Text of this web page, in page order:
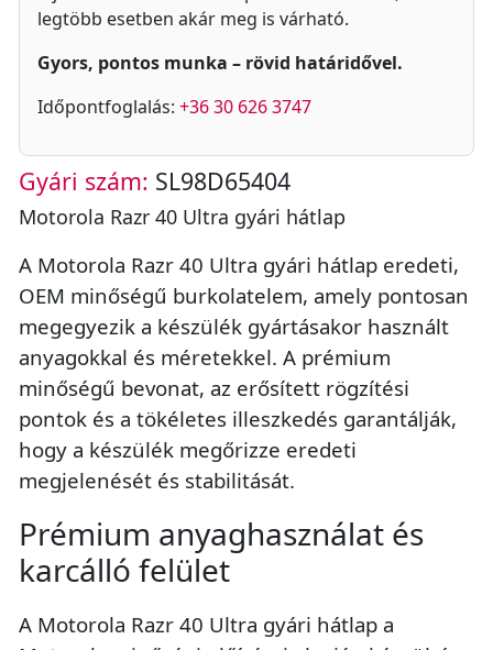
legtöbb esetben akár meg is várható.
Gyors, pontos munka – rövid határidővel.
Időpontfoglalás: +36 30 626 3747
Gyári szám: SL98D65404
Motorola Razr 40 Ultra gyári hátlap
A Motorola Razr 40 Ultra gyári hátlap eredeti,
OEM minőségű burkolatelem, amely pontosan
megegyezik a készülék gyártásakor használt
anyagokkal és méretekkel. A prémium
minőségű bevonat, az erősített rögzítési
pontok és a tökéletes illeszkedés garantálják,
hogy a készülék megőrizze eredeti
megjelenését és stabilitását.
Prémium anyaghasználat és
karcálló felület
A Motorola Razr 40 Ultra gyári hátlap a